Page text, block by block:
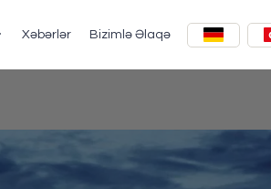
Xəbərlər Bizimlə Əlaqə